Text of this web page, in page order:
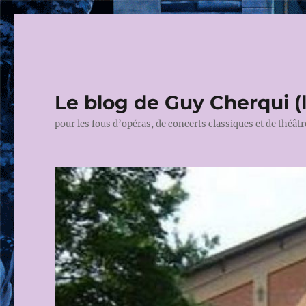
Le blog de Guy Cherqui
pour les fous d’opéras, de concerts classiques et de